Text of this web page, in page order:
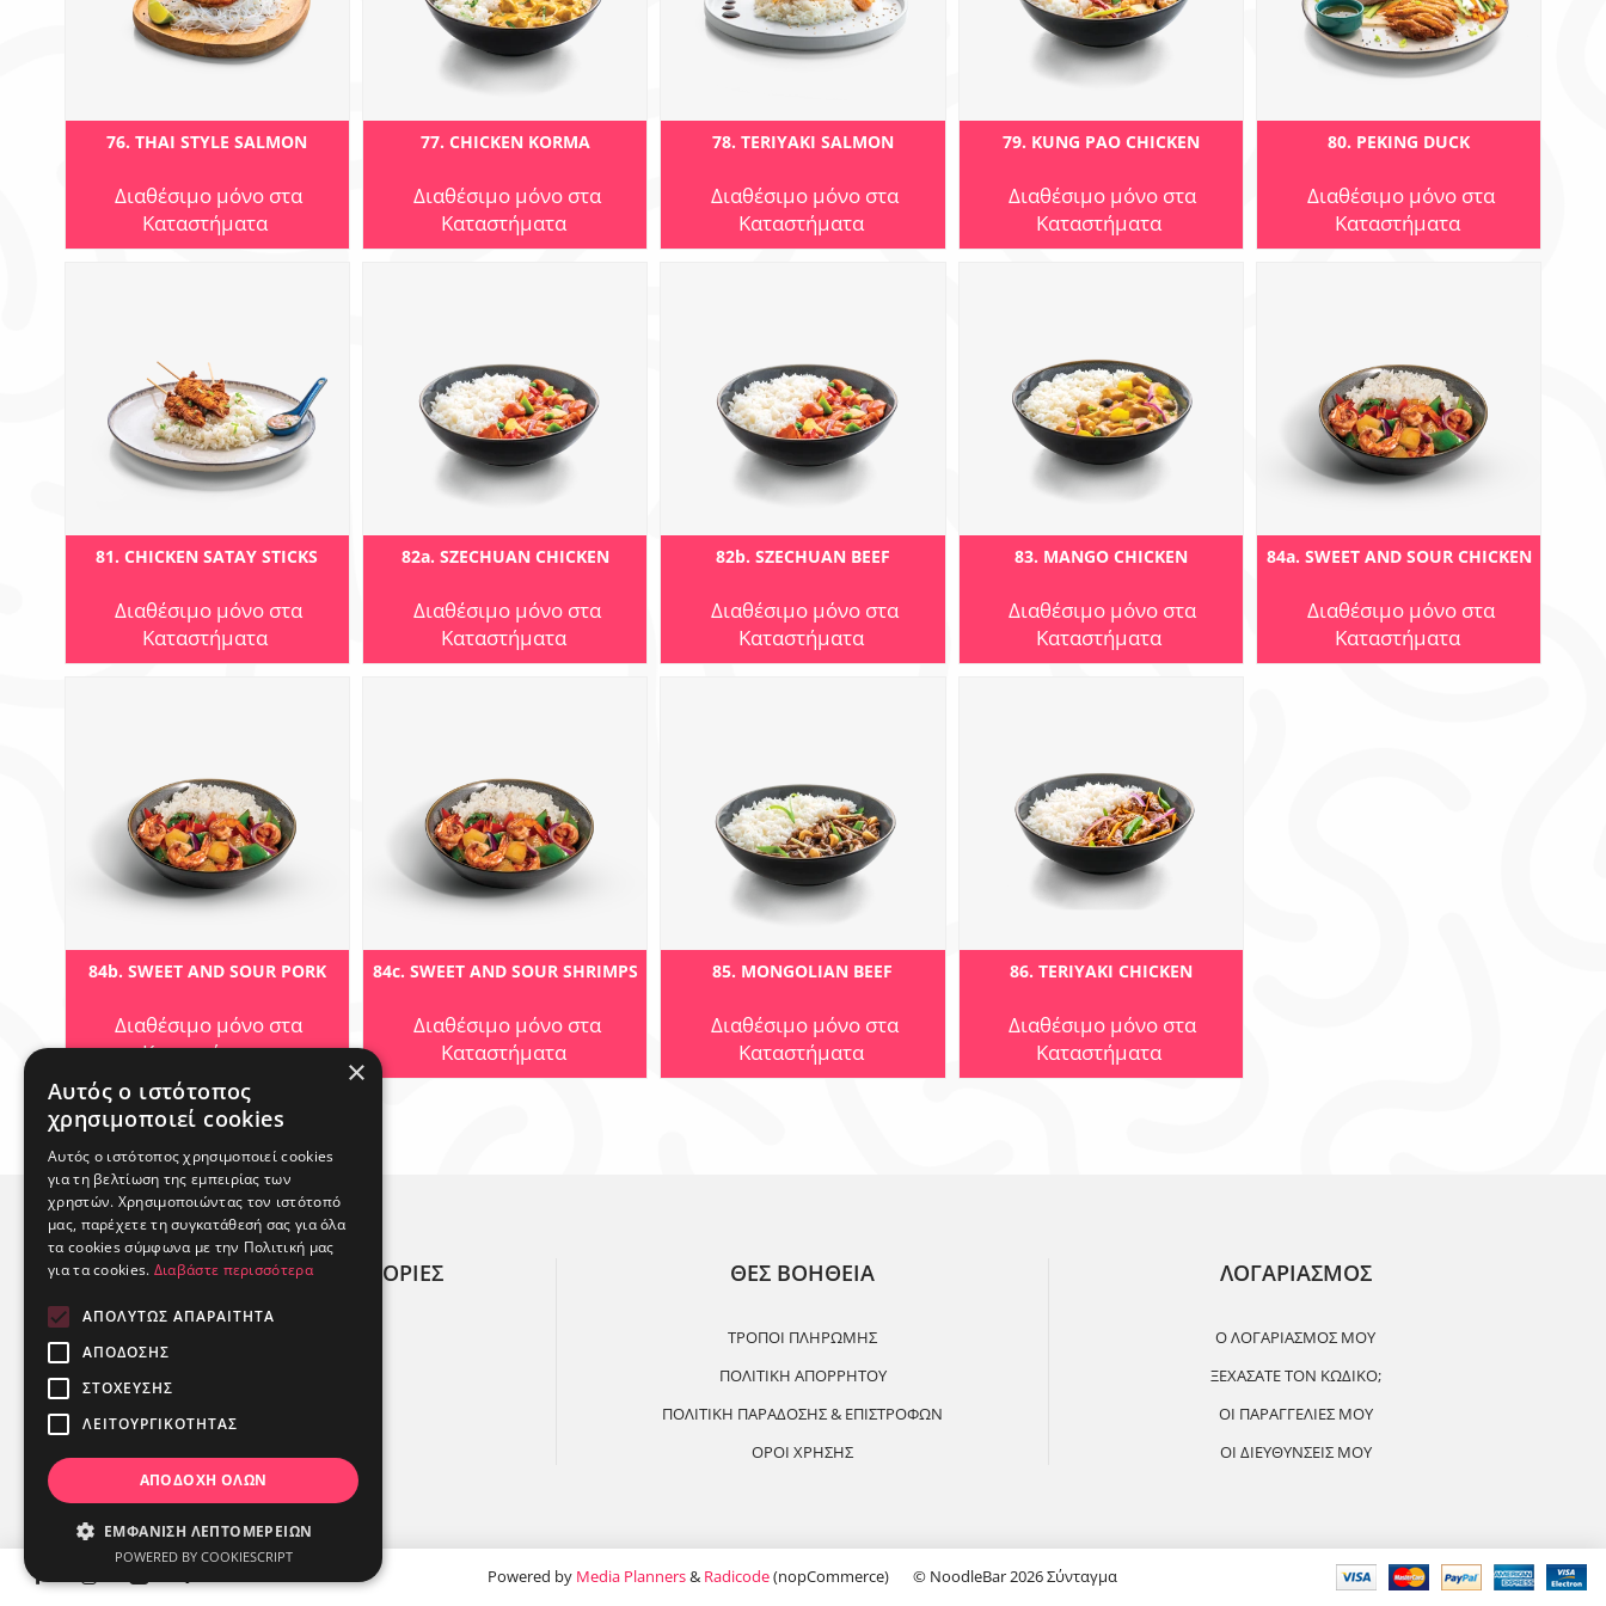
76. THAI STYLE SALMON
Διαθέσιμο μόνο στα
Καταστήματα
77. CHICKEN KORMA
Διαθέσιμο μόνο στα
Καταστήματα
78. TERIYAKI SALMON
Διαθέσιμο μόνο στα
Καταστήματα
79. KUNG PAO CHICKEN
Διαθέσιμο μόνο στα
Καταστήματα
80. PEKING DUCK
Διαθέσιμο μόνο στα
Καταστήματα
81. CHICKEN SATAY STICKS
Διαθέσιμο μόνο στα
Καταστήματα
82a. SZECHUAN CHICKEN
Διαθέσιμο μόνο στα
Καταστήματα
82b. SZECHUAN BEEF
Διαθέσιμο μόνο στα
Καταστήματα
83. MANGO CHICKEN
Διαθέσιμο μόνο στα
Καταστήματα
84a. SWEET AND SOUR CHICKEN
Διαθέσιμο μόνο στα
Καταστήματα
84b. SWEET AND SOUR PORK
Διαθέσιμο μόνο στα
Καταστήματα
84c. SWEET AND SOUR SHRIMPS
Διαθέσιμο μόνο στα
Καταστήματα
85. MONGOLIAN BEEF
Διαθέσιμο μόνο στα
Καταστήματα
86. TERIYAKI CHICKEN
Διαθέσιμο μόνο στα
Καταστήματα
ΧΡΗΣΙΜΕΣ ΠΛΗΡΟΦΟΡΙΕΣ ΘΕΣ ΒΟΗΘΕΙΑ
ΤΡΟΠΟΙ ΠΛΗΡΩΜΗΣ
ΠΟΛΙΤΙΚΗ ΑΠΟΡΡΗΤΟΥ
ΠΟΛΙΤΙΚΗ ΠΑΡΑΔΟΣΗΣ & ΕΠΙΣΤΡΟΦΩΝ
ΟΡΟΙ ΧΡΗΣΗΣ
ΛΟΓΑΡΙΑΣΜΟΣ
Ο ΛΟΓΑΡΙΑΣΜΌΣ ΜΟΥ
ΞΕΧΆΣΑΤΕ ΤΟΝ ΚΩΔΙΚΌ;
ΟΙ ΠΑΡΑΓΓΕΛΊΕΣ ΜΟΥ
ΟΙ ΔΙΕΥΘΎΝΣΕΙΣ ΜΟΥ
Powered by Media Planners& Radicode(nopCommerce) © NoodleBar 2026 Σύνταγμα
×
Αυτός ο ιστότοπος
χρησιμοποιεί cookies
Αυτός ο ιστότοπος χρησιμοποιεί cookies
για τη βελτίωση της εμπειρίας των
χρηστών. Χρησιμοποιώντας τον ιστότοπό
μας, παρέχετε τη συγκατάθεσή σας για όλα
τα cookies σύμφωνα με την Πολιτική μας
για τα cookies. Διαβάστε περισσότερα
ΑΠΟΛΎΤΩΣ ΑΠΑΡΑΊΤΗΤΑ
ΑΠΌΔΟΣΗΣ
ΣΤΌΧΕΥΣΗΣ
ΛΕΙΤΟΥΡΓΙΚΌΤΗΤΑΣ
ΑΠΟΔΟΧΉ ΌΛΩΝ
ΕΜΦΆΝΙΣΗ ΛΕΠΤΟΜΕΡΕΙΏΝ
POWERED BY COOKIESCRIPT